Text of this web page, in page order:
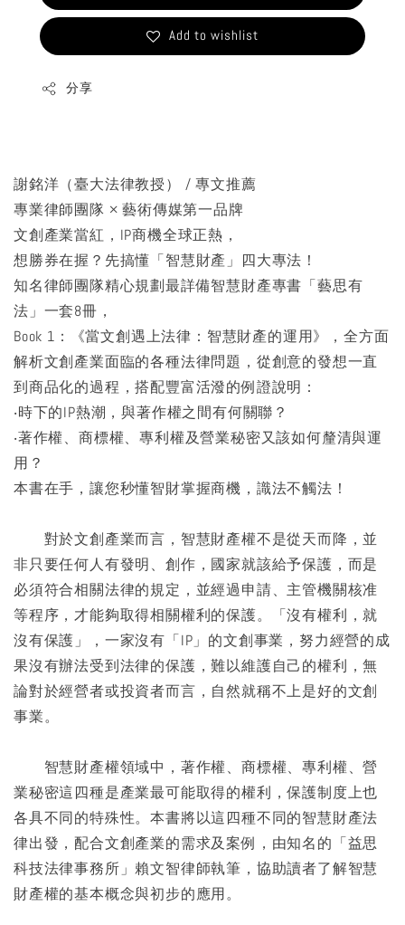
Add to wishlist
分享
謝銘洋（臺大法律教授） / 專文推薦
專業律師團隊 × 藝術傳媒第一品牌
文創產業當紅，IP商機全球正熱，
想勝券在握？先搞懂「智慧財產」四大專法！
知名律師團隊精心規劃最詳備智慧財產專書「藝思有
法」一套8冊，
Book 1：《當文創遇上法律：智慧財產的運用》，全方面
解析文創產業面臨的各種法律問題，從創意的發想一直
到商品化的過程，搭配豐富活潑的例證說明：
‧時下的IP熱潮，與著作權之間有何關聯？
‧著作權、商標權、專利權及營業秘密又該如何釐清與運
用？
本書在手，讓您秒懂智財掌握商機，識法不觸法！
對於文創產業而言，智慧財產權不是從天而降，並
非只要任何人有發明、創作，國家就該給予保護，而是
必須符合相關法律的規定，並經過申請、主管機關核准
等程序，才能夠取得相關權利的保護。「沒有權利，就
沒有保護」，一家沒有「IP」的文創事業，努力經營的成
果沒有辦法受到法律的保護，難以維護自己的權利，無
論對於經營者或投資者而言，自然就稱不上是好的文創
事業。
智慧財產權領域中，著作權、商標權、專利權、營
業秘密這四種是產業最可能取得的權利，保護制度上也
各具不同的特殊性。本書將以這四種不同的智慧財產法
律出發，配合文創產業的需求及案例，由知名的「益思
科技法律事務所」賴文智律師執筆，協助讀者了解智慧
財產權的基本概念與初步的應用。